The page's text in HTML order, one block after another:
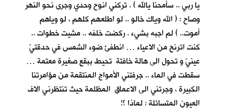
يا ربي .. سأمحنا يالله ) . تركني انوح وحدي وجرى نحو النهر
وصاح : ( الله وياك خالو .. لو اطلعهم كلهم ، لو وياهم
أموت.. ) لم اجبه بشيء . ركضت خلفه .. مشيت خطوات ..
كنت اترنح من الاعياء … انطفئ ضوء الشمس في حدقتيّ
عينيّ و تحول الى هالة خافتة تحيط ببقع صغيرة معتمة …
سقطت في الماء .. جرفتني الأمواج المنتقمة من مؤامرتنا
الكبيرة ، وجرتني الى الاعماق المظلمة حيث تنتظرني الاف
العيون المتسائلة : لماذا ؟!